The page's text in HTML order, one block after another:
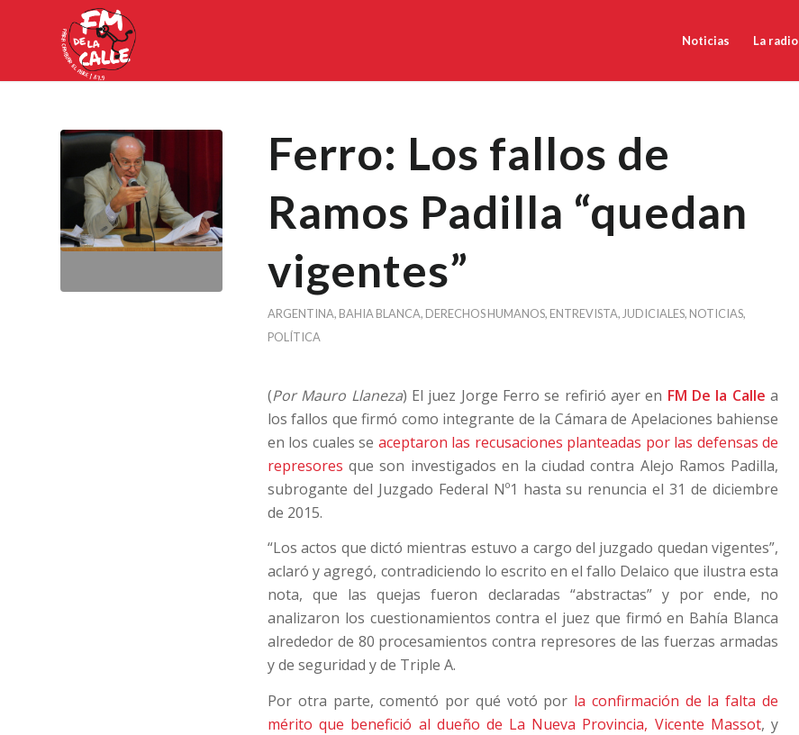
Noticias La radio
Ferro: Los fallos de
Ramos Padilla “quedan
vigentes”
ARGENTINA, BAHIA BLANCA, DERECHOS HUMANOS, ENTREVISTA, JUDICIALES, NOTICIAS,
POLÍTICA
(Por Mauro Llaneza) El juez Jorge Ferro se refirió ayer en FM De la Calle a
los fallos que firmó como integrante de la Cámara de Apelaciones bahiense
en los cuales se aceptaron las recusaciones planteadas por las defensas de
represores que son investigados en la ciudad contra Alejo Ramos Padilla,
subrogante del Juzgado Federal Nº1 hasta su renuncia el 31 de diciembre
de 2015.
“Los actos que dictó mientras estuvo a cargo del juzgado quedan vigentes”,
aclaró y agregó, contradiciendo lo escrito en el fallo Delaico que ilustra esta
nota, que las quejas fueron declaradas “abstractas” y por ende, no
analizaron los cuestionamientos contra el juez que firmó en Bahía Blanca
alrededor de 80 procesamientos contra represores de las fuerzas armadas
y de seguridad y de Triple A.
Por otra parte, comentó por qué votó por la confirmación de la falta de
mérito que benefició al dueño de La Nueva Provincia, Vicente Massot, y